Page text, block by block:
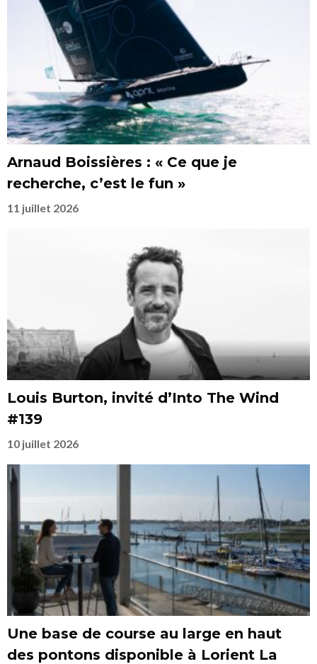
Arnaud Boissières : « Ce que je
recherche, c’est le fun »
11 juillet 2026
Louis Burton, invité d’Into The Wind
#139
10 juillet 2026
Une base de course au large en haut
des pontons disponible à Lorient La